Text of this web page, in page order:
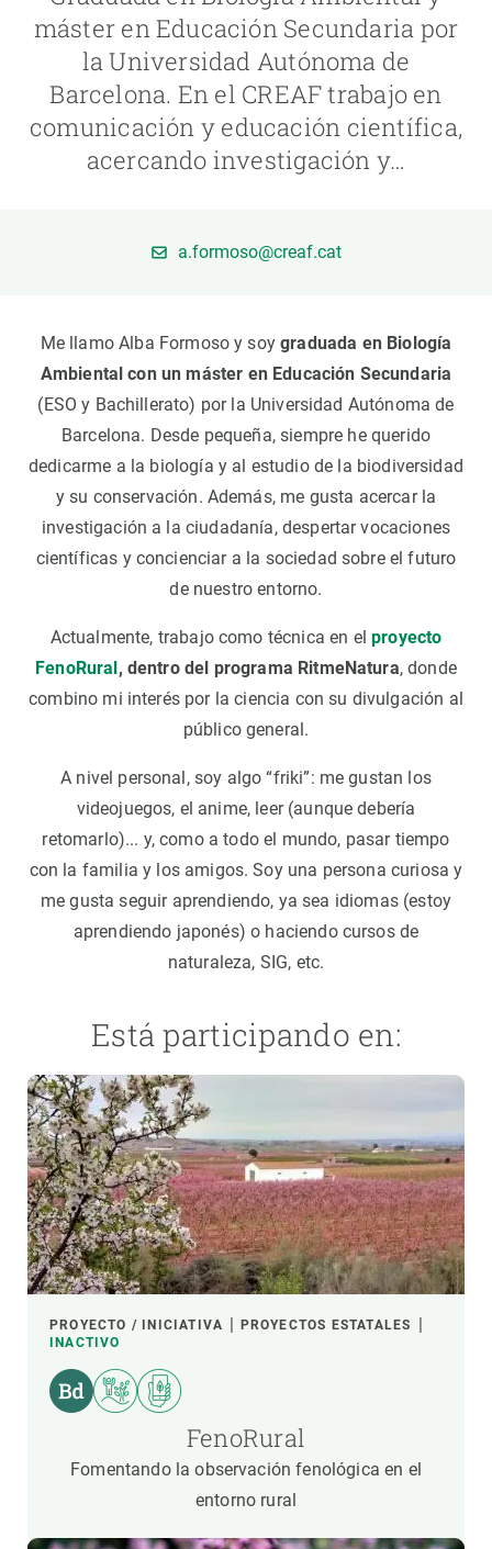
máster en Educación Secundaria por
la Universidad Autónoma de
Barcelona. En el CREAF trabajo en
comunicación y educación científica,
acercando investigación y…
a.formoso@creaf.cat
Me llamo Alba Formoso y soygraduada en Biología
Ambiental con un máster en Educación Secundaria
(ESO y Bachillerato) por la Universidad Autónoma de
Barcelona. Desde pequeña, siempre he querido
dedicarme a la biología y al estudio de la biodiversidad
y su conservación. Además, me gusta acercar la
investigación a la ciudadanía, despertar vocaciones
científicas y concienciar a la sociedad sobre el futuro
de nuestro entorno.
Actualmente, trabajo como técnica en elproyecto
FenoRural, dentro del programa RitmeNatura, donde
combino mi interés por la ciencia con su divulgación al
público general.
A nivel personal, soy algo “friki”: me gustan los
videojuegos, el anime, leer (aunque debería
retomarlo)... y, como a todo el mundo, pasar tiempo
con la familia y los amigos. Soy una persona curiosa y
me gusta seguir aprendiendo, ya sea idiomas (estoy
aprendiendo japonés) o haciendo cursos de
naturaleza, SIG, etc.
Está participando en:
PROYECTO / INICIATIVA
PROYECTOS ESTATALES
INACTIVO
FenoRural
Fomentando la observación fenológica en el
entorno rural
PARTICIPA
NOTICIAS Y AGENDA